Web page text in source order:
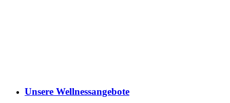
Unsere Wellnessangebote